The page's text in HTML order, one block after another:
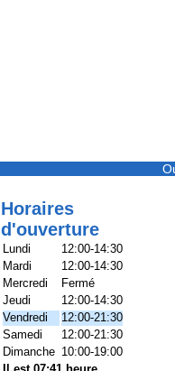
Horaires
d'ouverture
Lundi
12:00-14:30
Mardi
12:00-14:30
Mercredi
Fermé
Jeudi
12:00-14:30
Vendredi
12:00-21:30
Samedi
12:00-21:30
Dimanche 10:00-19:00